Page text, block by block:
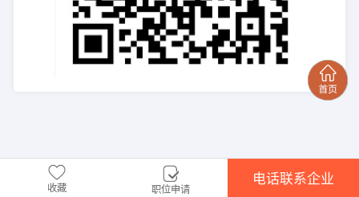
收藏 职位申请
电话联系企业